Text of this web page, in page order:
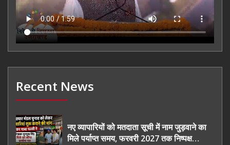
Recent News
नए व्यापारियों को मतदाता सूची में नाम जुड़वाने का
मिले पर्याप्त समय, फरवरी 2027 तक निष्पक्ष